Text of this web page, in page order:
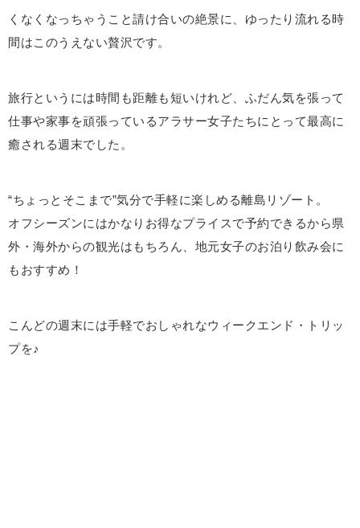
くなくなっちゃうこと請け合いの絶景に、ゆったり流れる時
間はこのうえない贅沢です。
旅行というには時間も距離も短いけれど、ふだん気を張って
仕事や家事を頑張っているアラサー女子たちにとって最高に
癒される週末でした。
“ちょっとそこまで”気分で手軽に楽しめる離島リゾート。
オフシーズンにはかなりお得なプライスで予約できるから県
外・海外からの観光はもちろん、地元女子のお泊り飲み会に
もおすすめ！
こんどの週末には手軽でおしゃれなウィークエンド・トリッ
プを♪